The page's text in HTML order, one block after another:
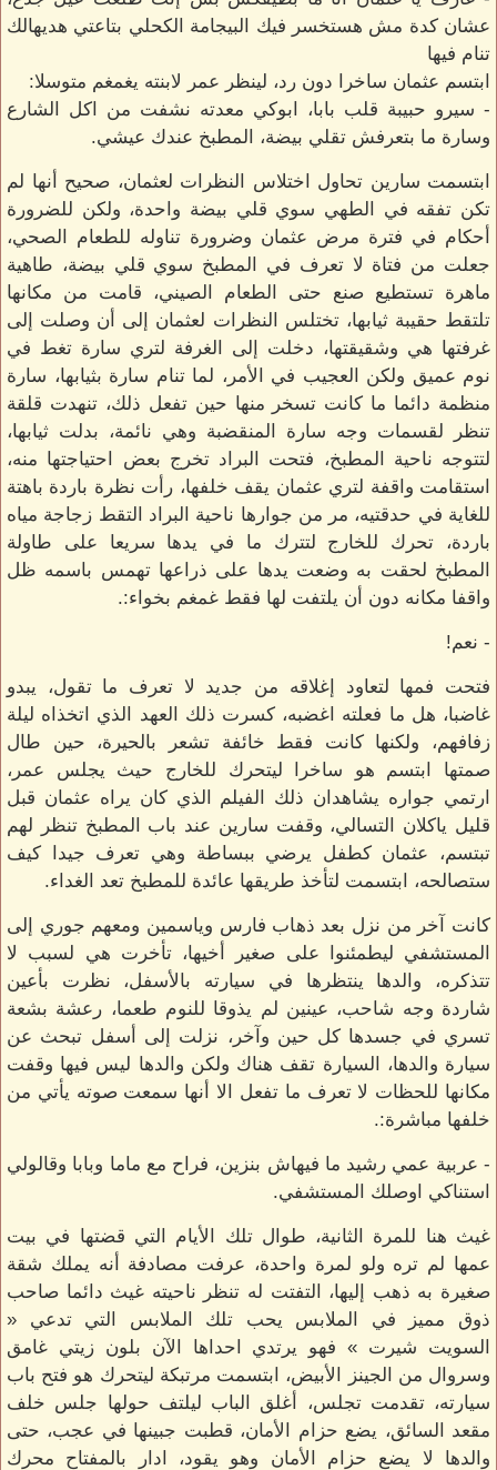
عشان كدة مش هستخسر فيك البيجامة الكحلي بتاعتي هديهالك
تنام فيها
ابتسم عثمان ساخرا دون رد، لينظر عمر لابنته يغمغم متوسلا:
- سيرو حبيبة قلب بابا، ابوكي معدته نشفت من اكل الشارع
وسارة ما بتعرفش تقلي بيضة، المطبخ عندك عيشي.
ابتسمت سارين تحاول اختلاس النظرات لعثمان، صحيح أنها لم
تكن تفقه في الطهي سوي قلي بيضة واحدة، ولكن للضرورة
أحكام في فترة مرض عثمان وضرورة تناوله للطعام الصحي،
جعلت من فتاة لا تعرف في المطبخ سوي قلي بيضة، طاهية
ماهرة تستطيع صنع حتى الطعام الصيني، قامت من مكانها
تلتقط حقيبة ثيابها، تختلس النظرات لعثمان إلى أن وصلت إلى
غرفتها هي وشقيقتها، دخلت إلى الغرفة لتري سارة تغط في
نوم عميق ولكن العجيب في الأمر، لما تنام سارة بثيابها، سارة
منظمة دائما ما كانت تسخر منها حين تفعل ذلك، تنهدت قلقة
تنظر لقسمات وجه سارة المنقضبة وهي نائمة، بدلت ثيابها،
لتتوجه ناحية المطبخ، فتحت البراد تخرج بعض احتياجتها منه،
استقامت واقفة لتري عثمان يقف خلفها، رأت نظرة باردة باهتة
للغاية في حدقتيه، مر من جوارها ناحية البراد التقط زجاجة مياه
باردة، تحرك للخارج لتترك ما في يدها سريعا على طاولة
المطبخ لحقت به وضعت يدها على ذراعها تهمس باسمه ظل
واقفا مكانه دون أن يلتفت لها فقط غمغم بخواء:.
- نعم!
فتحت فمها لتعاود إغلاقه من جديد لا تعرف ما تقول، يبدو
غاضبا، هل ما فعلته اغضبه، كسرت ذلك العهد الذي اتخذاه ليلة
زفافهم، ولكنها كانت فقط خائفة تشعر بالحيرة، حين طال
صمتها ابتسم هو ساخرا ليتحرك للخارج حيث يجلس عمر،
ارتمي جواره يشاهدان ذلك الفيلم الذي كان يراه عثمان قبل
قليل ياكلان التسالي، وقفت سارين عند باب المطبخ تنظر لهم
تبتسم، عثمان كطفل يرضي ببساطة وهي تعرف جيدا كيف
ستصالحه، ابتسمت لتأخذ طريقها عائدة للمطبخ تعد الغداء.
كانت آخر من نزل بعد ذهاب فارس وياسمين ومعهم جوري إلى
المستشفي ليطمئنوا على صغير أخيها، تأخرت هي لسبب لا
تتذكره، والدها ينتظرها في سيارته بالأسفل، نظرت بأعين
شاردة وجه شاحب، عينين لم يذوقا للنوم طعما، رعشة بشعة
تسري في جسدها كل حين وآخر، نزلت إلى أسفل تبحث عن
سيارة والدها، السيارة تقف هناك ولكن والدها ليس فيها وقفت
مكانها للحظات لا تعرف ما تفعل الا أنها سمعت صوته يأتي من
خلفها مباشرة:.
- عربية عمي رشيد ما فيهاش بنزين، فراح مع ماما وبابا وقالولي
استناكي اوصلك المستشفي.
غيث هنا للمرة الثانية، طوال تلك الأيام التي قضتها في بيت
عمها لم تره ولو لمرة واحدة، عرفت مصادفة أنه يملك شقة
صغيرة به ذهب إليها، التفتت له تنظر ناحيته غيث دائما صاحب
ذوق مميز في الملابس يحب تلك الملابس التي تدعي «
السويت شيرت » فهو يرتدي احداها الآن بلون زيتي غامق
وسروال من الجينز الأبيض، ابتسمت مرتبكة ليتحرك هو فتح باب
سيارته، تقدمت تجلس، أغلق الباب ليلتف حولها جلس خلف
مقعد السائق، يضع حزام الأمان، قطبت جبينها في عجب، حتى
والدها لا يضع حزام الأمان وهو يقود، ادار بالمفتاح محرك